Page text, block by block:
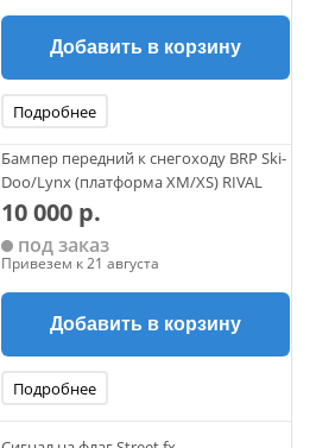
Добавить в корзину
Подробнее
Бампер передний к снегоходу BRP Ski-
Doo/Lynx (платформа XM/XS) RIVAL
10 000 р.
под заказ
Привезем к 21 августа
Добавить в корзину
Подробнее